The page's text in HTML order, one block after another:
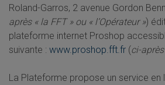
Roland-Garros, 2 avenue Gordon
après « la FFT » ou « l’Opérateur »)
plateforme internet Proshop
suivante : www.proshop.fft.fr (ci-
La Plateforme propose un service en